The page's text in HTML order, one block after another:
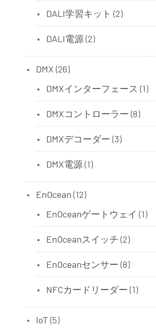
DALI学習キット (2)
DALI電源(2)
DMX (26)
DMXインターフェース (1)
DMXコントローラー (8)
DMXデコーダー (3)
DMX電源(1)
EnOcean (12)
EnOceanゲートウェイ (1)
EnOceanスイッチ (2)
EnOceanセンサー (8)
NFCカードリーダー (1)
IoT (5)